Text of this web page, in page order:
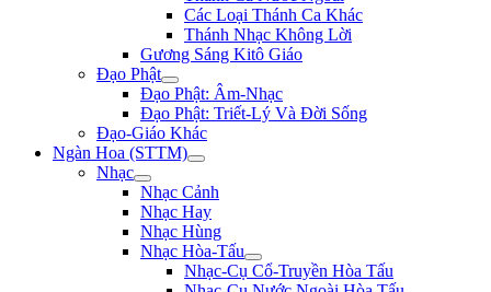
Các Loại Thánh Ca Khác
Thánh Nhạc Không Lời
Gương Sáng Kitô Giáo
Đạo Phật
Đạo Phật: Âm-Nhạc
Đạo Phật: Triết-Lý Và Đời Sống
Đạo-Giáo Khác
Ngàn Hoa (STTM)
Nhạc
Nhạc Cảnh
Nhạc Hay
Nhạc Hùng
Nhạc Hòa-Tấu
Nhạc-Cụ Cổ-Truyền Hòa Tấu